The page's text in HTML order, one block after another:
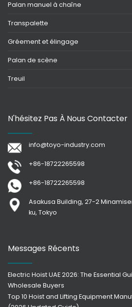
Palan manuel à chaîne
Transpalette
Gréement et élingage
Palan de scène
Treuil
N'hésitez Pas À Nous Contacter
info@toyo-industry.com
+86-18722265598
+86-18722265598
Asakusa Building, 27-2
ku, Tokyo
Messages Récents
Electric Hoist UAE 2026: The Essential
Wholesale Buyers
Top 10 Hoist and Lifting Equipment